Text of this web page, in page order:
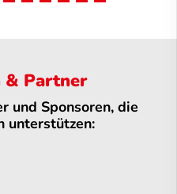
& Partner
und Sponsoren, die
unterstützen: